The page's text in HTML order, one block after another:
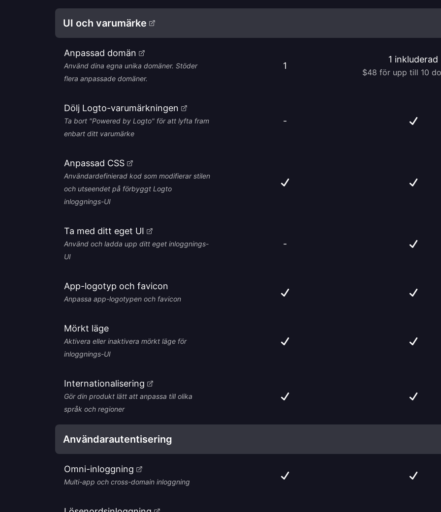
UI och varumärke
Anpassad domän
Använd dina egna unika domäner. Stöder
flera anpassade domäner.
1
1 inkluderad
$48 för upp till 10
Dölj Logto-varumärkningen
Ta bort "Powered by Logto" för att lyfta fram
enbart ditt varumärke
-
Anpassad CSS
Användardefinierad kod som modifierar stilen
och utseendet på förbyggt Logto
inloggnings-UI
Ta med ditt eget UI
Använd och ladda upp ditt eget inloggnings-
UI
-
App-logotyp och favicon
Anpassa app-logotypen och favicon
Mörkt läge
Aktivera eller inaktivera mörkt läge för
inloggnings-UI
Internationalisering
Gör din produkt lätt att anpassa till olika
språk och regioner
Användarautentisering
Omni-inloggning
Multi-app och cross-domain inloggning